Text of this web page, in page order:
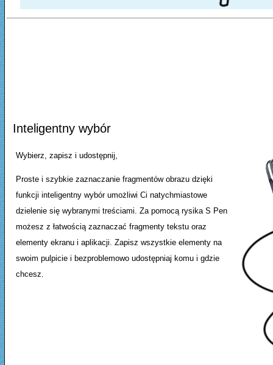
Inteligentny wybór
Wybierz, zapisz i udostępnij,
Proste i szybkie zaznaczanie fragmentów obrazu dzięki
funkcji inteligentny wybór umożliwi Ci natychmiastowe
dzielenie się wybranymi treściami. Za pomocą rysika S Pen
możesz z łatwością zaznaczać fragmenty tekstu oraz
elementy ekranu i aplikacji. Zapisz wszystkie elementy na
swoim pulpicie i bezproblemowo udostępniaj komu i gdzie
chcesz.